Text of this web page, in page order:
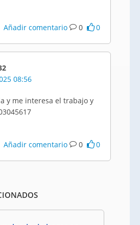
Añadir comentario 0 0
08:56
y me interesa el trabajo y
Añadir comentario 0 0